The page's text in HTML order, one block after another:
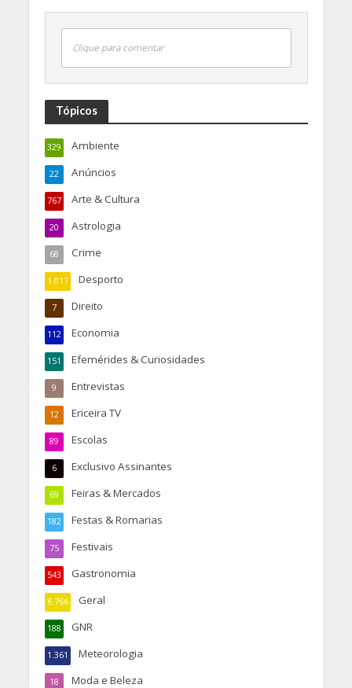
Clique para comentar
Tópicos
Ambiente
329
Anúncios
22
Arte & Cultura
767
Astrologia
20
Crime
68
Desporto
1.017
Direito
7
Economia
112
Efemérides & Curiosidades
151
Entrevistas
9
Ericeira TV
12
Escolas
89
Exclusivo Assinantes
6
Feiras & Mercados
69
Festas & Romarias
182
Festivais
75
Gastronomia
543
Geral
6.766
GNR
188
Meteorologia
1.361
Moda e Beleza
18